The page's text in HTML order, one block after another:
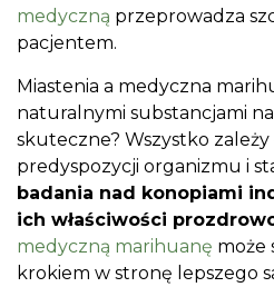
medyczną przeprowadza
pacjentem.
Miastenia a medyczna
naturalnymi substancjami
skuteczne? Wszystko
predyspozycji organizmu i
badania nad konopiami
ich właściwości
medyczną marihuanę może
krokiem w stronę lepszego